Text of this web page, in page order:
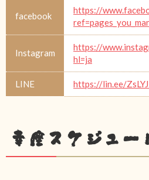
facebook
https://
Instagram
https://
hl=ja
LINE https://lin.ee/
幸座スケジュー